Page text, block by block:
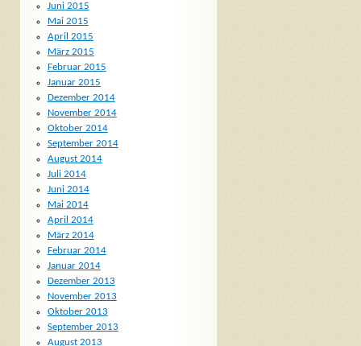
Juni 2015
Mai 2015
April 2015
März 2015
Februar 2015
Januar 2015
Dezember 2014
November 2014
Oktober 2014
September 2014
August 2014
Juli 2014
Juni 2014
Mai 2014
April 2014
März 2014
Februar 2014
Januar 2014
Dezember 2013
November 2013
Oktober 2013
September 2013
August 2013